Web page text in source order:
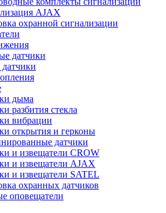
AJAX
охранной сигнализации
датчики
дыма
разбития стекла
вибрации
открытия и герконы
датчики
и извещатели CROW
и извещатели AJAX
и извещатели SATEL
охранных датчиков
оповещатели